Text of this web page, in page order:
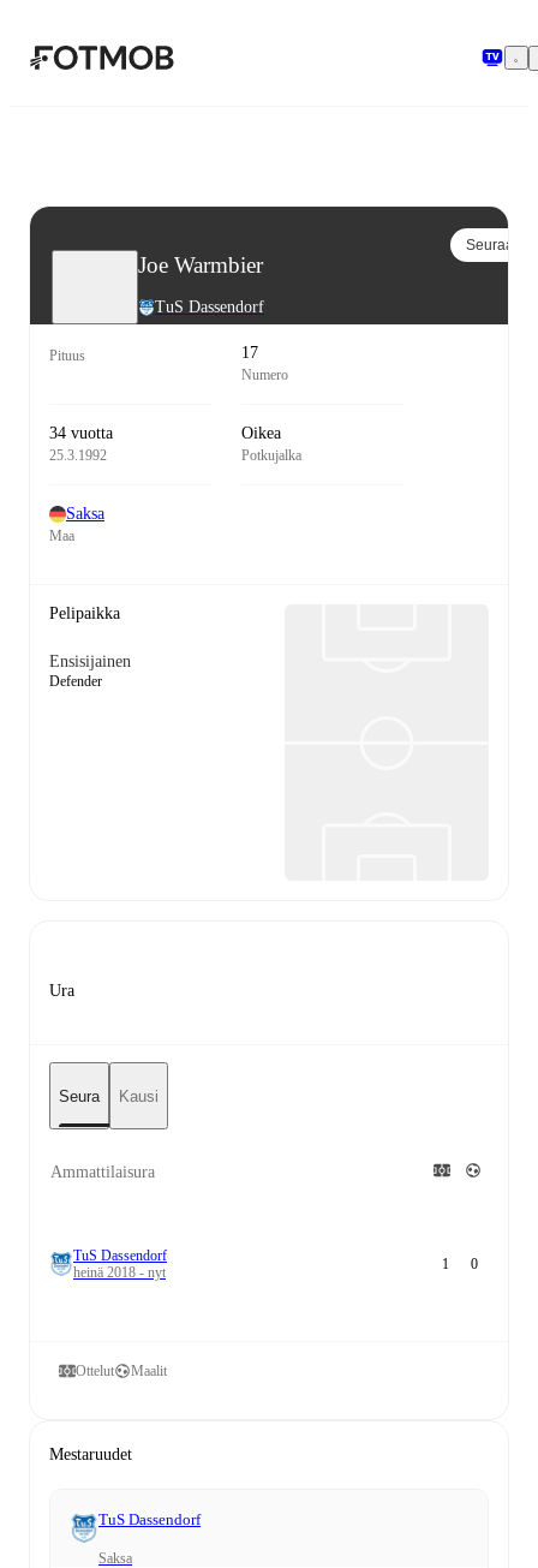
Joe Warmbier
TuS Dassendorf
Seuraa
Pituus 17
Numero
34 vuotta
25.3.1992
Oikea
Potkujalka
Saksa
Maa
Pelipaikka
Ensisijainen
Defender
Ura
Seura Kausi
Ammattilaisura
TuS Dassendorf
heinä 2018 - nyt
1 0
Ottelut Maalit
Mestaruudet
TuS Dassendorf
Saksa